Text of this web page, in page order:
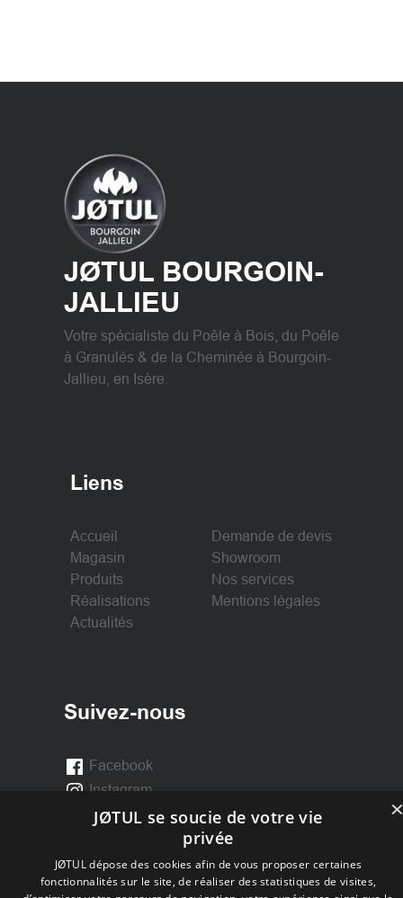
JØTUL BOURGOIN-
JALLIEU
Votre spécialiste du Poêle à Bois, du Poêle
à Granulés & de la Cheminée à Bourgoin-
Jallieu, en Isère.
Liens
Accueil
Magasin
Produits
Réalisations
Actualités
Demande de devis
Showroom
Nos services
Mentions légales
Suivez-nous
Facebook
Instagram
JØTUL se soucie de votre vie
privée
JØTUL dépose des cookies afin de vous proposer certaines
fonctionnalités sur le site, de réaliser des statistiques de visites,